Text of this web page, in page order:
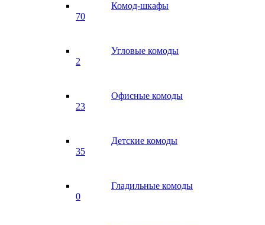
Комод-шкафы
70
Угловые комоды
2
Офисные комоды
23
Детские комоды
35
Гладильные комоды
0